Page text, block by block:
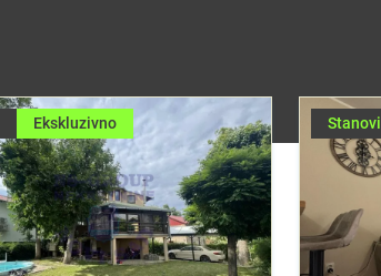
Ekskluzivno Stanovi